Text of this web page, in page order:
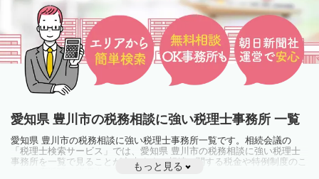
愛知県 豊川市の税務相談に強い税理士事務所 一覧
愛知県 豊川市の税務相談に強い税理士事務所一覧です。相続会議の
「税理士検索サービス」では、愛知県 豊川市の税務相談に強い税理士
事務所を一覧で見ることが出来ます。相続に関する税金や特例制度のこ
とは一度近隣の税理士に相談してみましょう。
もっと見る